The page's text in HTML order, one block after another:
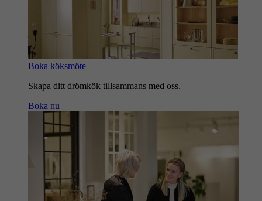
Boka köksmöte
Skapa ditt drömkök tillsammans med oss.
Boka nu